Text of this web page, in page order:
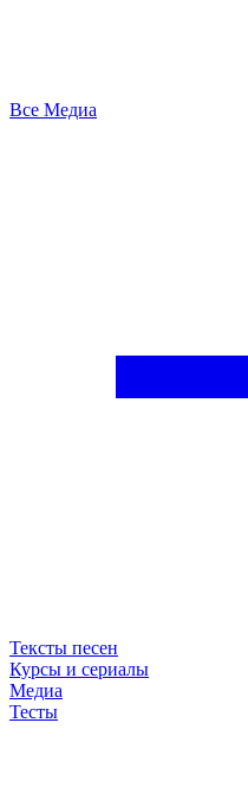
Все Медиа
Тексты песен
Курсы и сериалы
Медиа
Тесты